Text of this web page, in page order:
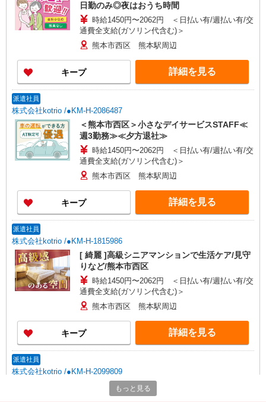
日勤のみ◎夜はおうち時間
時給1450円〜2062円 ＜日払い有/週払い有/交
通費全支給(ガソリン代含む)＞
熊本市西区 熊本駅周辺
キープ 詳細を見る
派遣社員
株式会社kotrio /●KM-H-2086487
＜熊本市西区＞小さなデイサービスSTAFF≪
週3勤務≫≪夕方退社≫
時給1450円〜2062円 ＜日払い有/週払い有/交
通費全支給(ガソリン代含む)＞
熊本市西区 熊本駅周辺
キープ 詳細を見る
派遣社員
株式会社kotrio /●KM-H-1815986
[ 綺麗 ]高級シニアマンションで生活ケア/見守
りなど/熊本市西区
時給1450円〜2062円 ＜日払い有/週払い有/交
通費全支給(ガソリン代含む)＞
熊本市西区 熊本駅周辺
キープ 詳細を見る
派遣社員
株式会社kotrio /●KM-H-2099809
介護は人生のサポーター。サ高住STAFF募
集。日払いOK！
もっと見る